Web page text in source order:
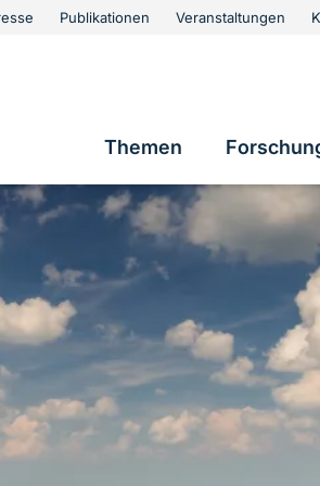
Publikationen Veranstaltungen
Themen